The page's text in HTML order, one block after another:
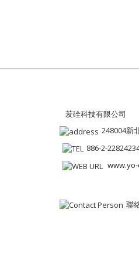
苃硂科技有限公司
248004新
886-2-
聯